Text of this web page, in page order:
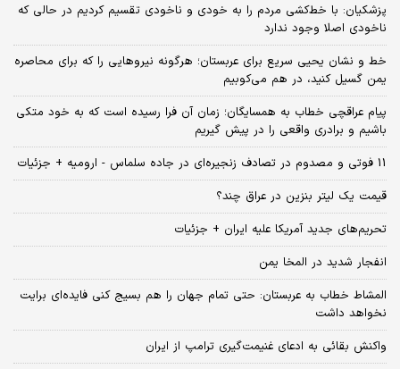
پزشکیان: با خط‌کشی مردم را به خودی و ناخودی تقسیم کردیم در حالی که
ناخودی اصلا وجود ندارد
خط و نشان یحیی سریع برای عربستان؛ هرگونه نیروهایی را که برای محاصره
یمن گسیل کنید، در هم می‌کوبیم
پیام عراقچی خطاب به همسایگان؛ زمان آن فرا رسیده است که به خود متکی
باشیم و برادری واقعی را در پیش گیریم
11 فوتی و مصدوم در تصادف زنجیره‌ای در جاده سلماس - ارومیه + جزئیات
قیمت یک لیتر بنزین در عراق چند؟
تحریم‌های جدید آمریکا علیه ایران + جزئیات
انفجار شدید در المخا یمن
المشاط خطاب به عربستان: حتی تمام جهان را هم بسیج کنی فایده‌ای برایت
نخواهد داشت
واکنش بقائی به ادعای غنیمت‌گیری ترامپ از ایران